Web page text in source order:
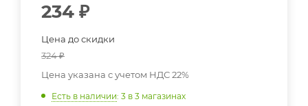
234 ₽
Цена до скидки
324₽
Цена указана с учетом НДС 22%
Есть в наличии: 3 в 3 магазинах